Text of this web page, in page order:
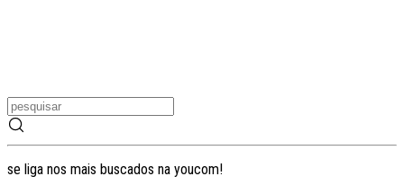
se liga nos mais buscados na youcom!